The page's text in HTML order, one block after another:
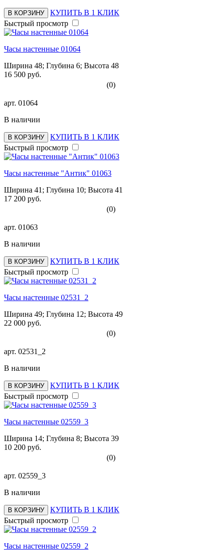
В КОРЗИНУ
КУПИТЬ В 1 КЛИК
Быстрый просмотр
Часы настенные 01064
Ширина 48; Глубина 6; Высота 48
16 500 руб.
(0)
арт. 01064
В наличии
В КОРЗИНУ
КУПИТЬ В 1 КЛИК
Быстрый просмотр
Часы настенные "Антик" 01063
Ширина 41; Глубина 10; Высота 41
17 200 руб.
(0)
арт. 01063
В наличии
В КОРЗИНУ
КУПИТЬ В 1 КЛИК
Быстрый просмотр
Часы настенные 02531_2
Ширина 49; Глубина 12; Высота 49
22 000 руб.
(0)
арт. 02531_2
В наличии
В КОРЗИНУ
КУПИТЬ В 1 КЛИК
Быстрый просмотр
Часы настенные 02559_3
Ширина 14; Глубина 8; Высота 39
10 200 руб.
(0)
арт. 02559_3
В наличии
В КОРЗИНУ
КУПИТЬ В 1 КЛИК
Быстрый просмотр
Часы настенные 02559_2